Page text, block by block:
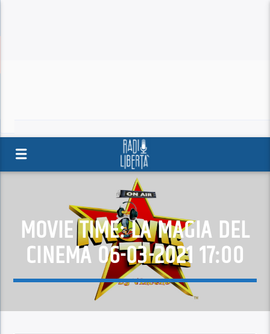
MOVIE TIME: LA MAGIA DEL
CINEMA 06-03-2021 17:00